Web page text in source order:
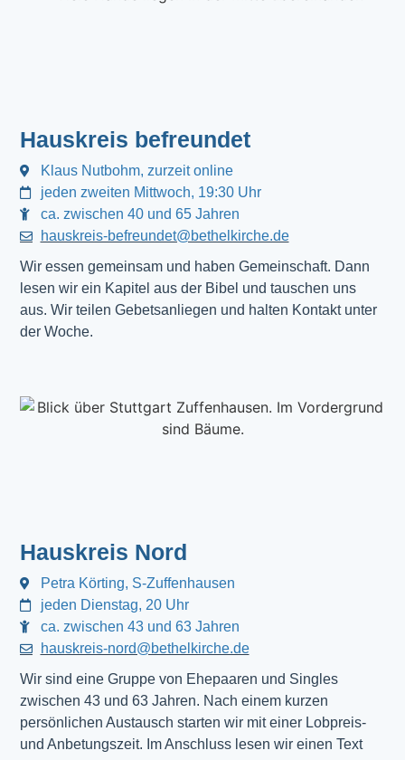
Hauskreis befreundet
Klaus Nutbohm, zurzeit online
jeden zweiten Mittwoch, 19:30 Uhr
ca. zwischen 40 und 65 Jahren
hauskreis-befreundet@bethelkirche.de
Wir essen gemeinsam und haben Gemeinschaft. Dann
lesen wir ein Kapitel aus der Bibel und tauschen uns
aus. Wir teilen Gebetsanliegen und halten Kontakt unter
der Woche.
Hauskreis Nord
Petra Körting, S-Zuffenhausen
jeden Dienstag, 20 Uhr
ca. zwischen 43 und 63 Jahren
hauskreis-nord@bethelkirche.de
Wir sind eine Gruppe von Ehepaaren und Singles
zwischen 43 und 63 Jahren. Nach einem kurzen
persönlichen Austausch starten wir mit einer Lobpreis-
und Anbetungszeit. Im Anschluss lesen wir einen Text